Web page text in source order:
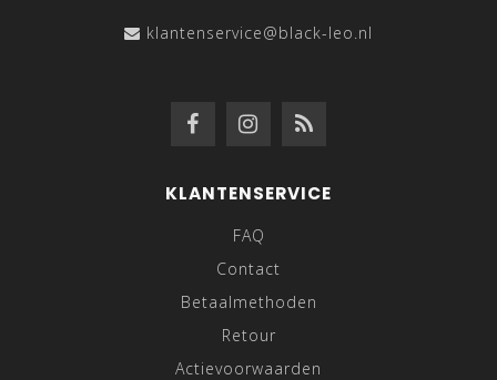
klantenservice@black-leo.nl
KLANTENSERVICE
FAQ
Contact
Betaalmethoden
Retour
Actievoorwaarden